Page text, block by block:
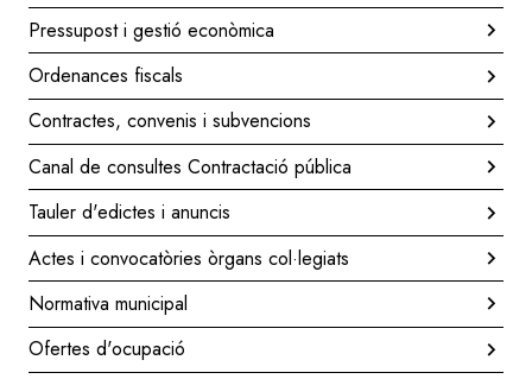
Pressupost i gestió econòmica
Ordenances fiscals
Contractes, convenis i subvencions
Canal de consultes Contractació pública
Tauler d'edictes i anuncis
Actes i convocatòries òrgans col·legiats
Normativa municipal
Ofertes d'ocupació